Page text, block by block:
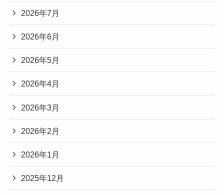
2026年7月
2026年6月
2026年5月
2026年4月
2026年3月
2026年2月
2026年1月
2025年12月